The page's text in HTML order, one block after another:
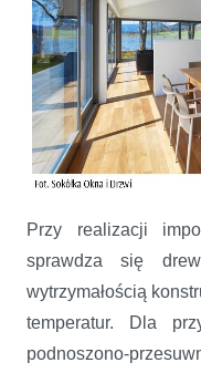
Przy realizacji
sprawdza się
wytrzymałością
temperatur. Dla
podnoszono-